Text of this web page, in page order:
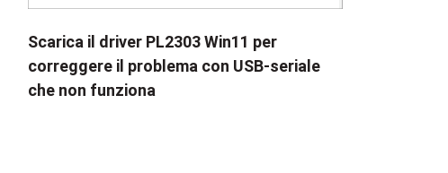
Scarica il driver PL2303 Win11 per
correggere il problema con USB-seriale
che non funziona